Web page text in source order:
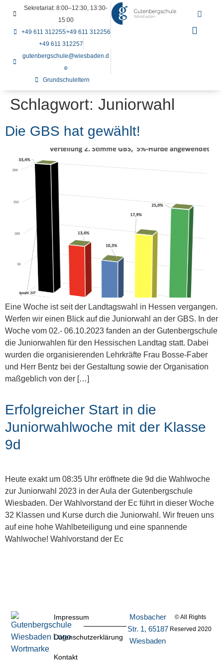
Sekretariat: 8:00–12:30, 13:30-
15:00
+49 611 312255+49 611 312256
+49 611 312257
gutenbergschule@wiesbaden.d
e
Grundschuleltern
Schlagwort: Juniorwahl
Die GBS hat gewählt!
Eine Woche ist seit der Landtagswahl in Hessen vergangen.
Werfen wir einen Blick auf die Juniorwahl an der GBS. In der
Woche vom 02.- 06.10.2023 fanden an der Gutenbergschule
die Juniorwahlen für den Hessischen Landtag statt. Dabei
wurden die organisierenden Lehrkräfte Frau Bosse-Faber
und Herr Bentz bei der Gestaltung sowie der Organisation
maßgeblich von der […]
Erfolgreicher Start in die
Juniorwahlwoche mit der Klasse
9d
Heute exakt um 08:35 Uhr eröffnete die 9d die Wahlwoche
zur Juniorwahl 2023 in der Aula der Gutenbergschule
Wiesbaden. Der Wahlvorstand der Ec führt in dieser Woche
32 Klassen und Kurse durch die Juniorwahl. Wir freuen uns
auf eine hohe Wahlbeteiligung und eine spannende
Wahlwoche! Wahlvorstand der Ec
Impressum
Datenschutzerklärung
Kontakt
Mosbacher
Str. 1, 65187
Wiesbaden
© All Rights
Reserved 2020